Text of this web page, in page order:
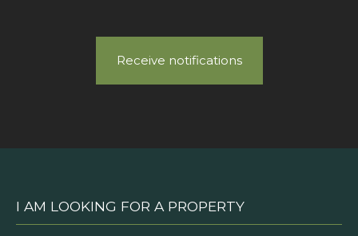
Receive notifications
I AM LOOKING FOR A PROPERTY